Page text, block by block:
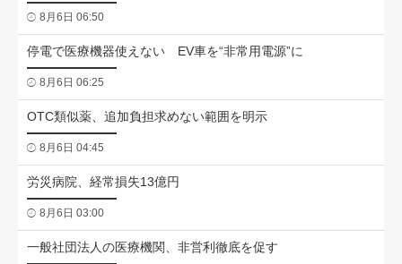
8月6日 06:50
停電で医療機器使えない EV車を“非常用電源”に
8月6日 06:25
OTC類似薬、追加負担求めない範囲を明示
8月6日 04:45
労災病院、経常損失13億円
8月6日 03:00
一般社団法人の医療機関、非営利徹底を促す